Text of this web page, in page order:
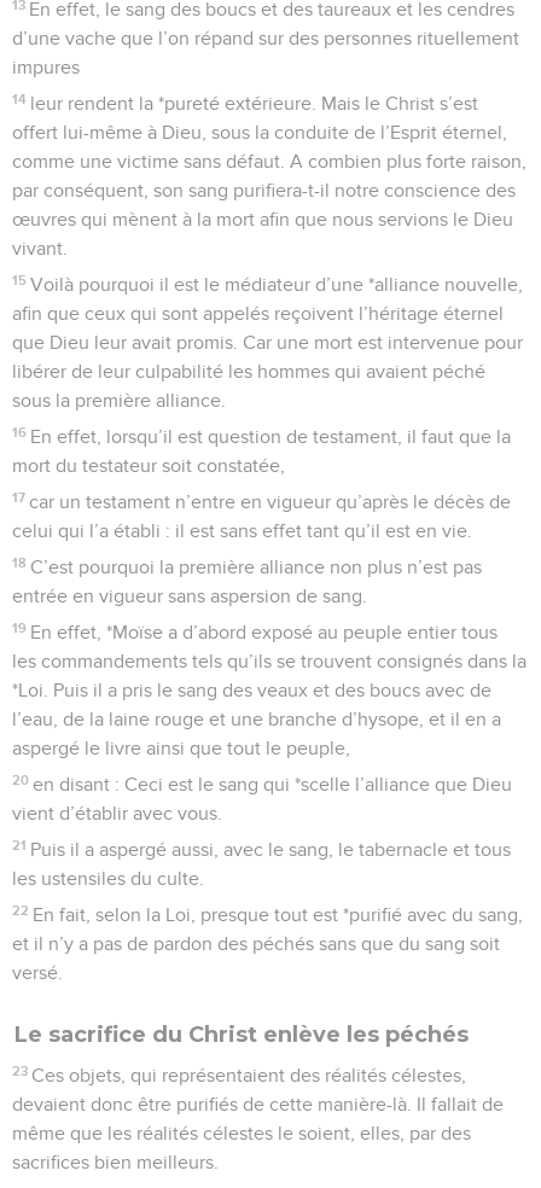
13 En effet, le sang des boucs et des taureaux et les cendres
d’une vache que l’on répand sur des personnes rituellement
impures
14 leur rendent la *pureté extérieure. Mais le Christ s’est
offert lui-même à Dieu, sous la conduite de l’Esprit éternel,
comme une victime sans défaut. A combien plus forte raison,
par conséquent, son sang purifiera-t-il notre conscience des
œuvres qui mènent à la mort afin que nous servions le Dieu
vivant.
15 Voilà pourquoi il est le médiateur d’une *alliance nouvelle,
afin que ceux qui sont appelés reçoivent l’héritage éternel
que Dieu leur avait promis. Car une mort est intervenue pour
libérer de leur culpabilité les hommes qui avaient péché
sous la première alliance.
16 En effet, lorsqu’il est question de testament, il faut que la
mort du testateur soit constatée,
17 car un testament n’entre en vigueur qu’après le décès de
celui qui l’a établi : il est sans effet tant qu’il est en vie.
18 C’est pourquoi la première alliance non plus n’est pas
entrée en vigueur sans aspersion de sang.
19 En effet, *Moïse a d’abord exposé au peuple entier tous
les commandements tels qu’ils se trouvent consignés dans la
*Loi. Puis il a pris le sang des veaux et des boucs avec de
l’eau, de la laine rouge et une branche d’hysope, et il en a
aspergé le livre ainsi que tout le peuple,
20 en disant : Ceci est le sang qui *scelle l’alliance que Dieu
vient d’établir avec vous.
21 Puis il a aspergé aussi, avec le sang, le tabernacle et tous
les ustensiles du culte.
22 En fait, selon la Loi, presque tout est *purifié avec du sang,
et il n’y a pas de pardon des péchés sans que du sang soit
versé.
Le sacrifice du Christ enlève les péchés
23 Ces objets, qui représentaient des réalités célestes,
devaient donc être purifiés de cette manière-là. Il fallait de
même que les réalités célestes le soient, elles, par des
sacrifices bien meilleurs.